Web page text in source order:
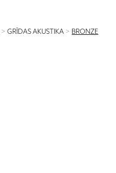
>GRĪDAS AKUSTIKA > BRONZE